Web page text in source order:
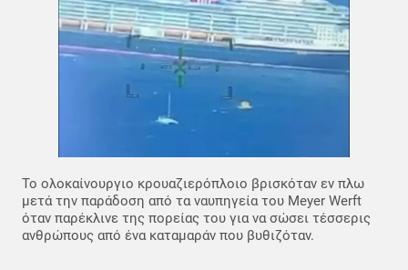
Το ολοκαίνουργιο κρουαζιερόπλοιο βρισκόταν εν πλω
μετά την παράδοση από τα ναυπηγεία του Meyer Werft
όταν παρέκλινε της πορείας του για να σώσει τέσσερις
ανθρώπους από ένα καταμαράν που βυθιζόταν.